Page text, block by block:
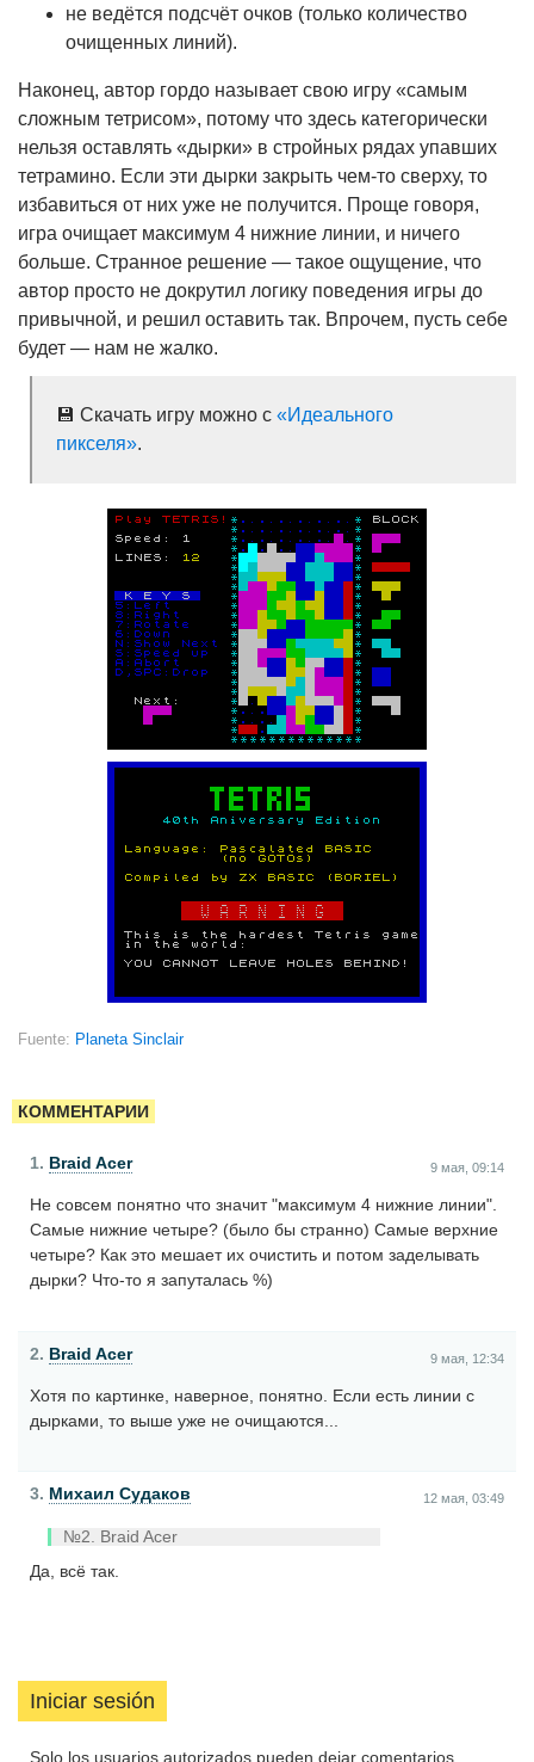
не ведётся подсчёт очков (только количество
очищенных линий).
Наконец, автор гордо называет свою игру «самым
сложным тетрисом», потому что здесь категорически
нельзя оставлять «дырки» в стройных рядах упавших
тетрамино. Если эти дырки закрыть чем-то сверху, то
избавиться от них уже не получится. Проще говоря,
игра очищает максимум 4 нижние линии, и ничего
больше. Странное решение — такое ощущение, что
автор просто не докрутил логику поведения игры до
привычной, и решил оставить так. Впрочем, пусть себе
будет — нам не жалко.
💾 Скачать игру можно с «Идеального
пикселя».
Fuente: Planeta Sinclair
КОММЕНТАРИИ
1. Braid Acer 9 мая, 09:14
Не совсем понятно что значит "максимум 4 нижние линии".
Самые нижние четыре? (было бы странно) Самые верхние
четыре? Как это мешает их очистить и потом заделывать
дырки? Что-то я запуталась %)
2. Braid Acer 9 мая, 12:34
Хотя по картинке, наверное, понятно. Если есть линии с
дырками, то выше уже не очищаются...
3. Михаил Судаков 12 мая, 03:49
№2. Braid Acer
Да, всё так.
Iniciar sesión
Solo los usuarios autorizados pueden dejar comentarios